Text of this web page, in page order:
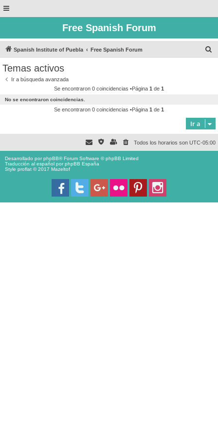
Free Spanish Forum
Spanish Institute of Puebla Free Spanish Forum
Temas activos
Ir a búsqueda avanzada
Se encontraron 0 coincidencias •Página 1 de 1
No se encontraron coincidencias.
Se encontraron 0 coincidencias •Página 1 de 1
Ir a
Todos los horarios son UTC-05:00
Desarrollado porphpBB® Forum Software © phpBB Limited
Traducción al español porphpBB España
Style proflat © 2017 Mazeltof